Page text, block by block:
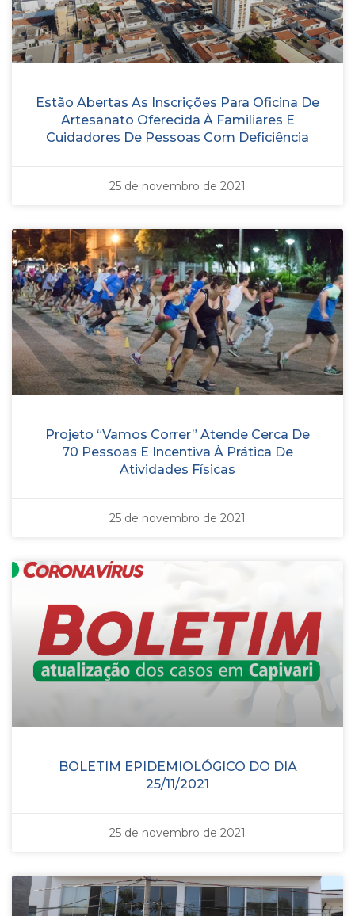
Estão Abertas As Inscrições Para Oficina De
Artesanato Oferecida À Familiares E
Cuidadores De Pessoas Com Deficiência
25 de novembro de 2021
Projeto “Vamos Correr” Atende Cerca De
70 Pessoas E Incentiva À Prática De
Atividades Físicas
25 de novembro de 2021
BOLETIM EPIDEMIOLÓGICO DO DIA
25/11/2021
25 de novembro de 2021